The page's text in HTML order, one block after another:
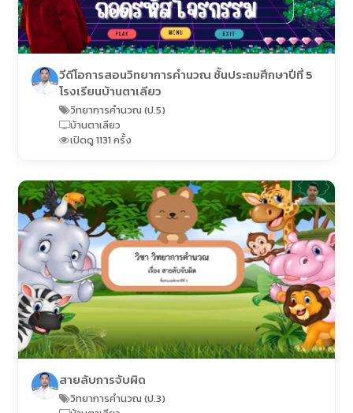
วีดีโอการสอนวิทยาการคำนวณ ชั้นประถมศึกษาปีที่ 5
โรงเรียนบ้านตาเลียว
วิทยาการคำนวณ (ป.5)
บ้านตาเลียว
เปิดดู 1131 ครั้ง
สายลับการจับผิด
วิทยาการคำนวณ (ป.3)